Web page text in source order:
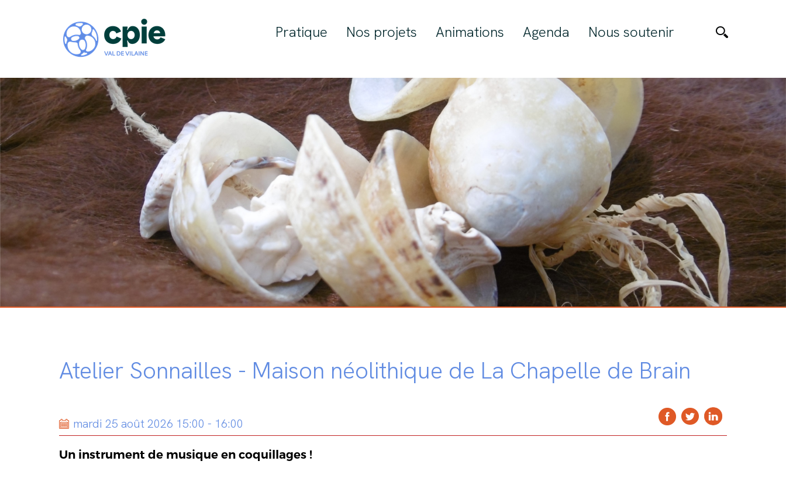
Pratique Nos projets Animations Agenda Nous soutenir
Atelier Sonnailles - Maison néolithique de La Chapelle de Brain
mardi 25 août 2026 15:00 - 16:00
Un instrument de musique en coquillages !